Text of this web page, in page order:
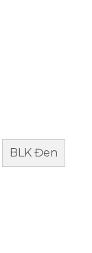
BLK Đen